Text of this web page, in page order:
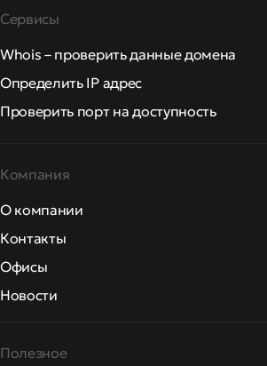
Сервисы
Whois – проверить данные домена
Определить IP адрес
Проверить порт на доступность
Компания
О компании
Контакты
Офисы
Новости
Полезное